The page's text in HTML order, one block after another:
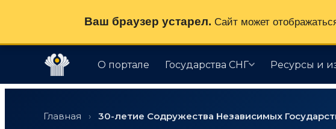
О портале Государства СНГ Ресурсы и
Главная › 30-летие Содружества Независимых
Ваш браузер устарел. Сайт может